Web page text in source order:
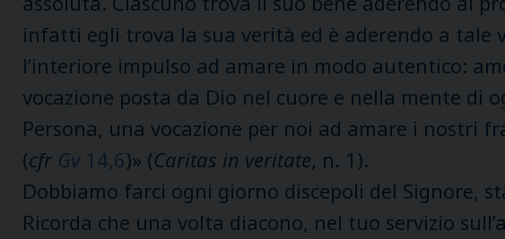
infatti egli trova la sua verità ed è aderendo a tale
l’interiore impulso ad amare in modo autentico:
vocazione posta da Dio nel cuore e nella mente di
Persona, una vocazione per noi ad amare i nostri
(cfr Gv14,6)» (Caritas in veritate, n. 1).
Dobbiamo farci ogni giorno discepoli del Signore,
Ricorda che una volta diacono, nel tuo servizio